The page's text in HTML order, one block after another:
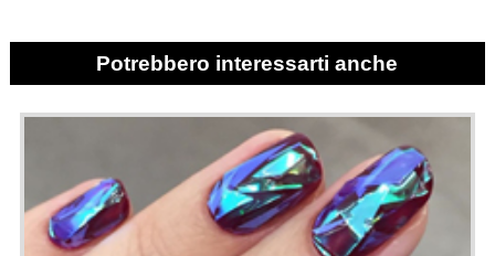
Potrebbero interessarti anche